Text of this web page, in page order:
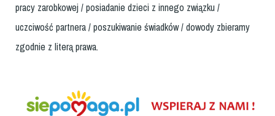
pracy zarobkowej / posiadanie dzieci z innego związku /
uczciwość partnera / poszukiwanie świadków / dowody zbieramy
zgodnie z literą prawa.